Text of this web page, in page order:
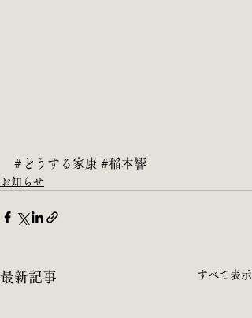
#どうする家康 #稲本響
お知らせ
最新記事 すべて表示